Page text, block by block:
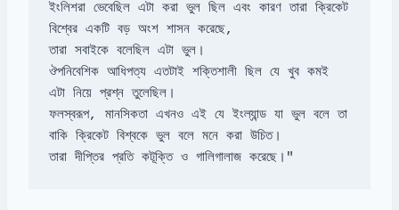
ইংলিশরা ভেবেছিল এটা করা ভুল ছিল এবং কারণ তারা ক্রিকেট
বিশ্বের একটি বড় অংশ শাসন করেছে,
ঔপনিবেশিক আধিপত্য এতটাই শক্তিশালী ছিল যে খুব কমই
ফলস্বরূপ, মানসিকতা এখনও এই যে ইংল্যান্ড যা ভুল বলে তা
তারা দীপ্তির প্রতি কটূক্তি ও গালিগালাজ করেছে।"